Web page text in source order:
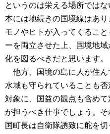
というのは栄える場所では
本には地続きの国境線はあ
モノやヒトが入ってくるこ
ーを両立させた上、国境地
化を図るべきだと思います。
他方、国境の島に人が住ん
水域も守られていることも
対象に、国益の観点も含め
が担うべき仕事でしょう。
国町長は自衛隊誘致に舵を